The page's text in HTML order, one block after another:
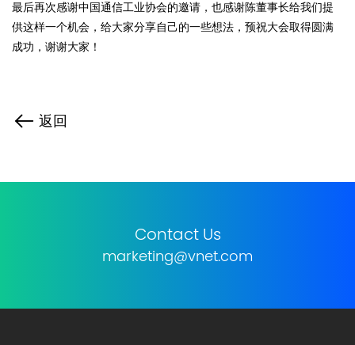
最后再次感谢中国通信工业协会的邀请，也感谢陈董事长给我们提
供这样一个机会，给大家分享自己的一些想法，预祝大会取得圆满
成功，谢谢大家！
返回
Contact Us
marketing@vnet.com